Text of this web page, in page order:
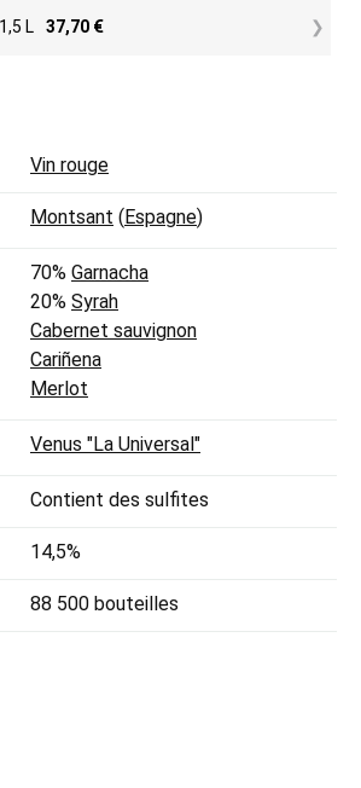
1,5 L 37,70 €
Vin rouge
Montsant (Espagne)
70% Garnacha
20% Syrah
Cabernet sauvignon
Cariñena
Merlot
Venus "La Universal"
Contient des sulfites
14,5%
88 500 bouteilles